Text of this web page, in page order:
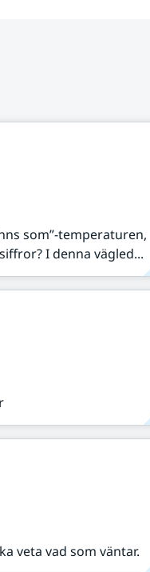
som”-temperaturen,
I denna vägled...
veta vad som väntar.